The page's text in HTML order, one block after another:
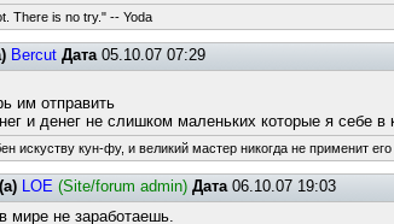
There is no try." -- Yoda
Bercut Дата05.10.07 07:29
им отправить
и денег не слишком маленьких которые я себе
искуству кун-фу, и великий мастер никогда не применит его
LOE (Site/forum admin) Дата06.10.07 19:03
мире не заработаешь.